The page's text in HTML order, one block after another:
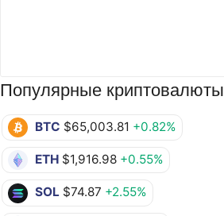
Популярные криптовалюты
BTC $65,003.81 +0.82%
ETH $1,916.98 +0.55%
SOL $74.87 +2.55%